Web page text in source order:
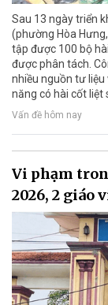
Sau 13 ngày triển
(phường Hòa
tập được 100 bộ
được phân tách.
nhiều nguồn tư
năng có hài cốt liệt
Vấn đề hôm nay
Vi phạm
2026, 2 giáo